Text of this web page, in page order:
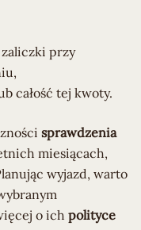
przy
całość tej kwoty.
sprawdzenia
miesiącach,
wyjazd, warto
o ich polityce